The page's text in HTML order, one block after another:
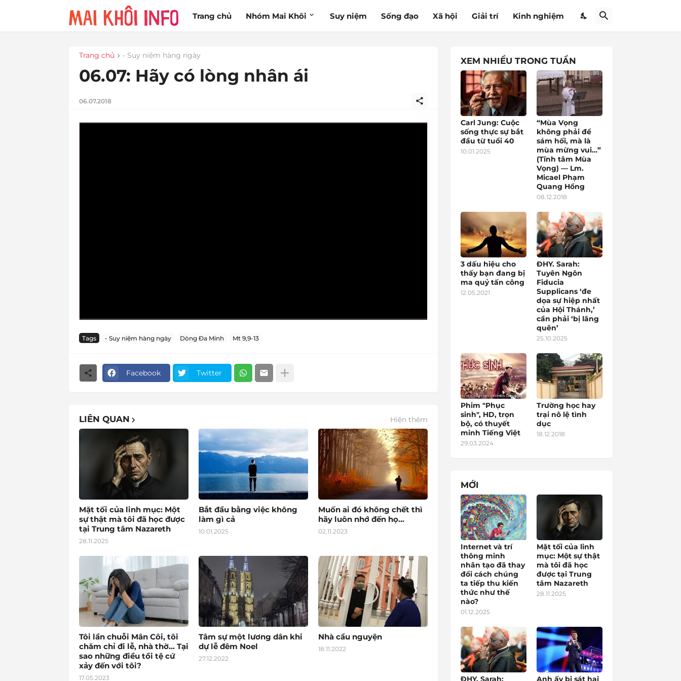
Trang chủ Nhóm Mai Khôi Suy niệm Sống đạo Xã hội Giải trí Kinh nghiệm
Trang chủ - Suy niệm hàng ngày
06.07: Hãy có lòng nhân ái
06.07.2018
Tags - Suy niệm hàng ngày Dòng Đa Minh Mt 9,9-13
Facebook Twitter
LIÊN QUAN Hiện thêm
Mặt tối của linh mục: Một
sự thật mà tôi đã học được
tại Trung tâm Nazareth
28.11.2025
Bắt đầu bằng việc không
làm gì cả
10.01.2025
Muốn ai đó không chết thì
hãy luôn nhớ đến họ...
02.11.2023
Tôi lần chuỗi Mân Côi, tôi
chăm chỉ đi lễ, nhà thờ… Tại
sao những điều tồi tệ cứ
xảy đến với tôi?
17.05.2023
Tâm sự một lương dân khi
dự lễ đêm Noel
27.12.2022
Nhà cầu nguyện
18.11.2022
XEM NHIỀU TRONG TUẦN
Carl Jung: Cuộc
sống thực sự bắt
đầu từ tuổi 40
10.01.2025
“Mùa Vọng
không phải để
sám hối, mà là
mùa mừng vui…”
(Tĩnh tâm Mùa
Vọng) — Lm.
Micael Phạm
Quang Hồng
08.12.2018
3 dấu hiệu cho
thấy bạn đang bị
ma quỷ tấn công
12.05.2021
ĐHY. Sarah:
Tuyên Ngôn
Fiducia
Supplicans ‘đe
dọa sự hiệp nhất
của Hội Thánh,’
cần phải ‘bị lãng
quên’
25.10.2025
Phim "Phục
sinh", HD, trọn
bộ, có thuyết
minh Tiếng Việt
29.03.2024
Trường học hay
trại nô lệ tình
dục
18.12.2018
MỚI
Internet và trí
thông minh
nhân tạo đã thay
đổi cách chúng
ta tiếp thu kiến
thức như thế
nào?
01.12.2025
Mặt tối của linh
mục: Một sự thật
mà tôi đã học
được tại Trung
tâm Nazareth
28.11.2025
ĐHY. Sarah:
Anh ấy bị sát hại